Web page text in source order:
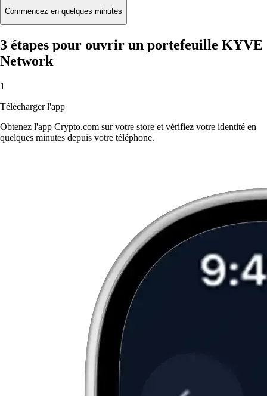
Commencez en quelques minutes
3 étapes pour ouvrir un portefeuille KYVE
Network
1
Télécharger l'app
Obtenez l'app Crypto.com sur votre store et vérifiez votre identité en
quelques minutes depuis votre téléphone.